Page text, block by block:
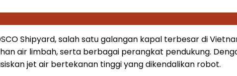
Shipyard, salah satu galangan kapal terbesar di
air limbah, serta berbagai perangkat pendukung.
jet air bertekanan tinggi yang dikendalikan robot.